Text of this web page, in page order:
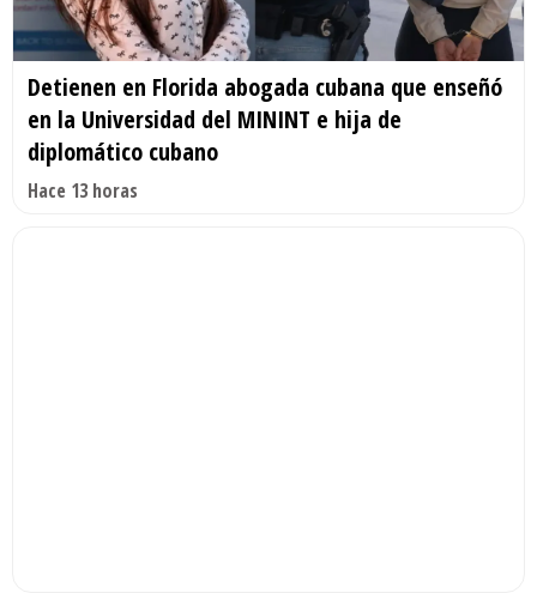
Detienen en Florida abogada cubana que enseñó
en la Universidad del MININT e hija de
diplomático cubano
Hace 13 horas